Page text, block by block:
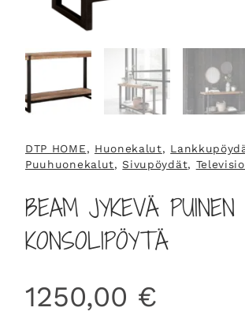
DTP HOME, Huonekalut,
Puuhuonekalut, Sivupöydät,
BEAM JYKEVÄ PUINEN
KONSOLIPÖYTÄ
1250,00 €